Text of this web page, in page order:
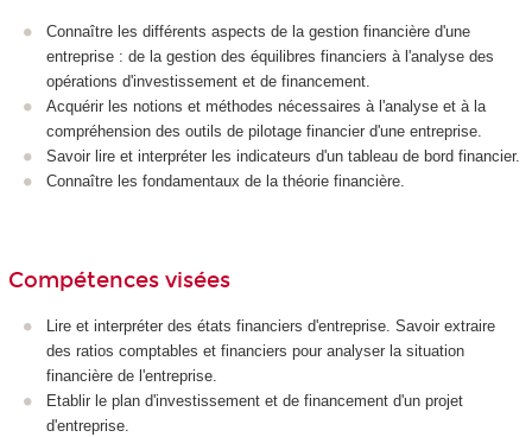
Connaître les différents aspects de la gestion financière d'une
entreprise : de la gestion des équilibres financiers à l'analyse des
opérations d'investissement et de financement.
Acquérir les notions et méthodes nécessaires à l'analyse et à la
compréhension des outils de pilotage financier d'une entreprise.
Savoir lire et interpréter les indicateurs d'un tableau de bord financier.
Connaître les fondamentaux de la théorie financière.
Compétences visées
Lire et interpréter des états financiers d'entreprise. Savoir extraire
des ratios comptables et financiers pour analyser la situation
financière de l'entreprise.
Etablir le plan d'investissement et de financement d'un projet
d'entreprise.